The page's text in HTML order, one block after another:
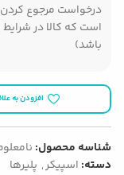
درخواست مرجوع کردن
است که کالا در
باشد)
افزودن به
شناسه محصول:
دسته: اسپیکر, پلیرها